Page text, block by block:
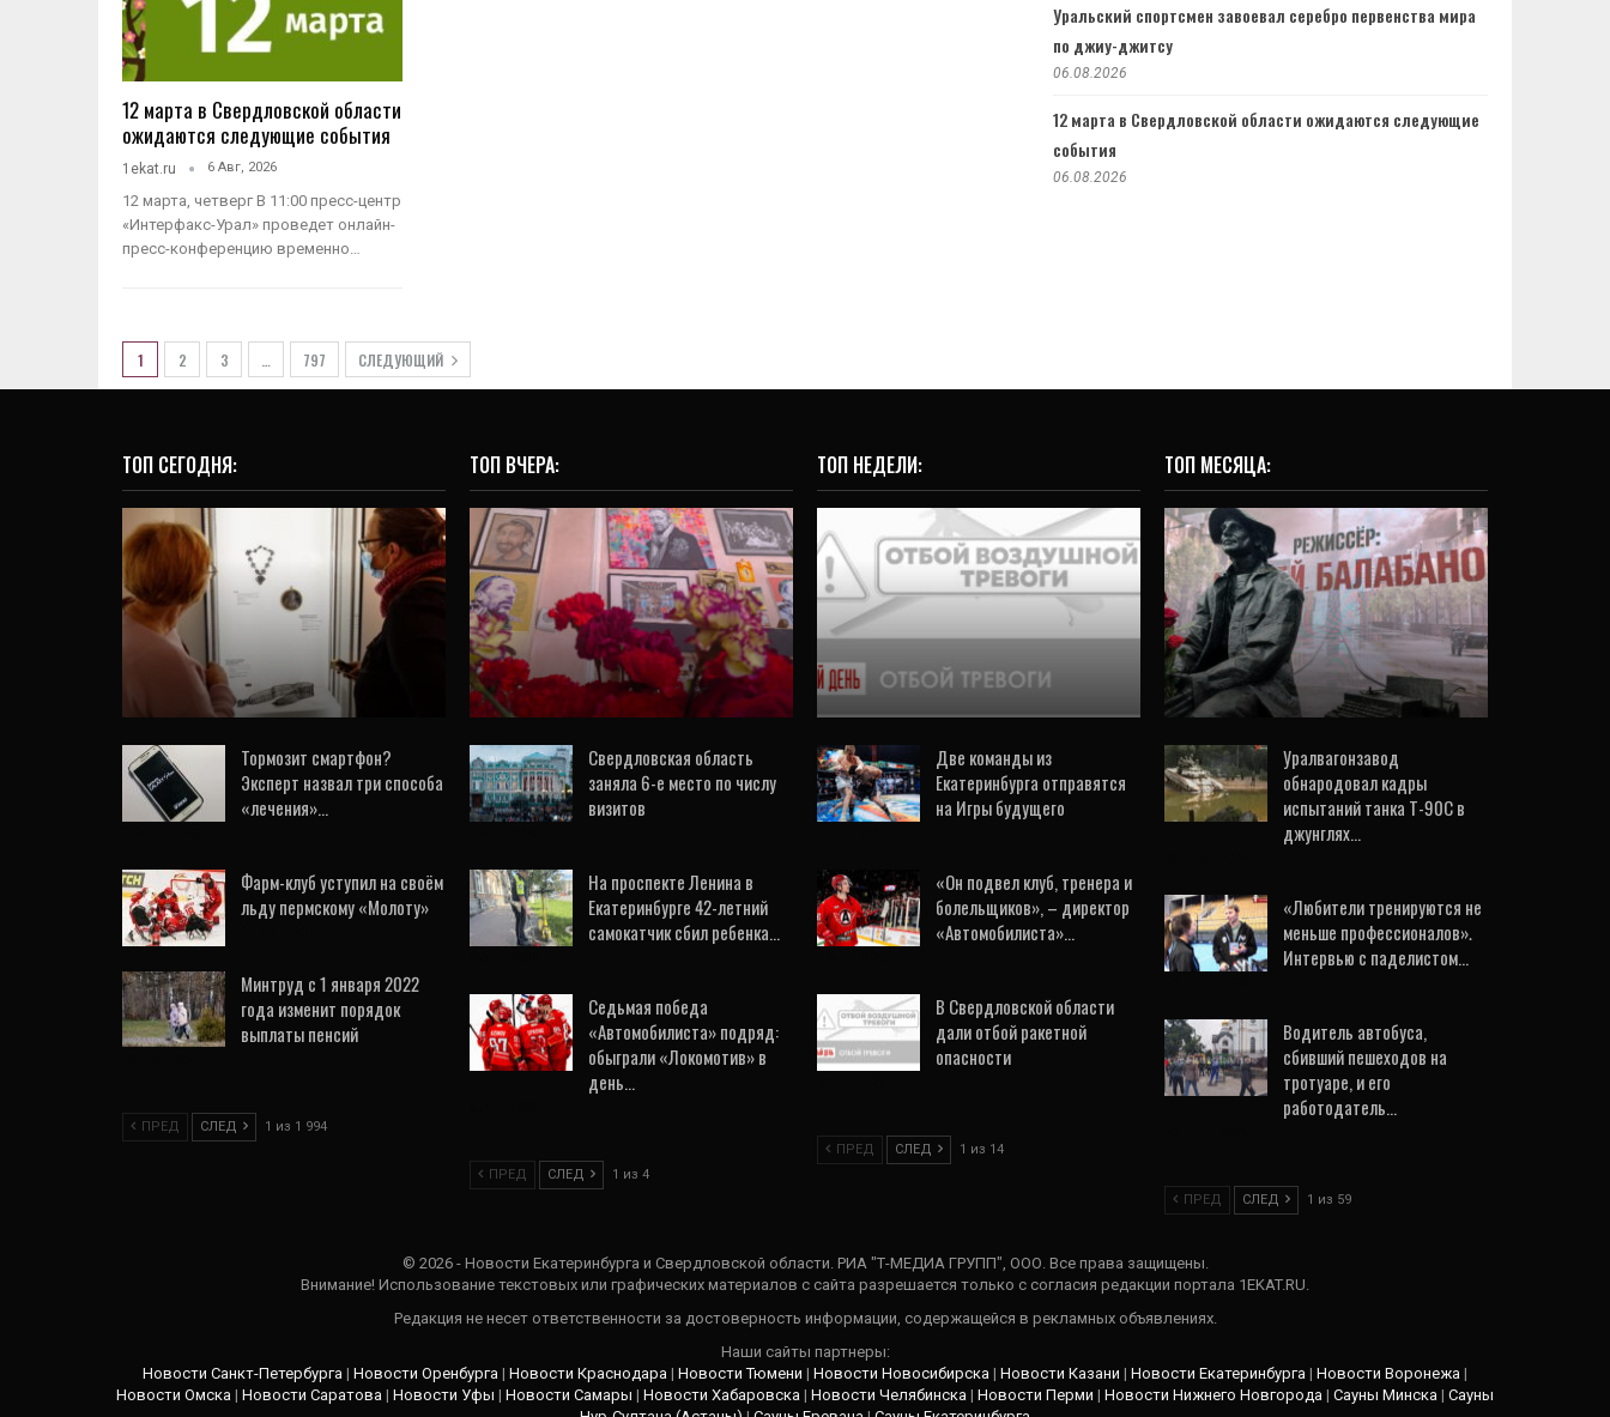
12 марта в Свердловской области
ожидаются следующие события
1ekat.ru 6 Авг, 2026
12 марта, четверг В 11:00 пресс-центр
«Интерфакс-Урал» проведет онлайн-
пресс-конференцию временно…
1 2 3 … 797 СЛЕДУЮЩИЙ
Уральский спортсмен завоевал серебро первенства мира
по джиу-джитсу
06.08.2026
12 марта в Свердловской области ожидаются следующие
события
06.08.2026
ТОП СЕГОДНЯ:
Как провести выходные?
Анонс мероприятий в
столице Урала
23 Окт, 2020
Тормозит смартфон?
Эксперт назвал три способа
«лечения»…
Фарм-клуб уступил на своём
льду пермскому «Молоту»
Минтруд с 1 января 2022
года изменит порядок
выплаты пенсий
ПРЕД СЛЕД 1 из 1 994
ТОП ВЧЕРА:
ВИДЕО
В Екатеринбурге пройдет
вечер памяти Николая
Коляды (ВИДЕО)
7 Авг, 2026
Свердловская область
заняла 6-е место по числу
визитов
На проспекте Ленина в
Екатеринбурге 42-летний
самокатчик сбил ребенка…
Седьмая победа
«Автомобилиста» подряд:
обыграли «Локомотив» в
день…
ПРЕД СЛЕД 1 из 4
ТОП НЕДЕЛИ:
ОБЩЕСТВО
Режим угрозы БПЛА снят
в Свердловской области
5 Авг, 2026
Две команды из
Екатеринбурга отправятся
на Игры будущего
«Он подвел клуб, тренера и
болельщиков», – директор
«Автомобилиста»…
В Свердловской области
дали отбой ракетной
опасности
ПРЕД СЛЕД 1 из 14
ТОП МЕСЯЦА:
«Леша больше, чем
художник. Он почти
пророк». В Екатеринбурге
торжественно открыли…
21 Июл, 2026
Уралвагонзавод
обнародовал кадры
испытаний танка Т-90С в
джунглях…
«Любители тренируются не
меньше профессионалов».
Интервью с паделистом…
Водитель автобуса,
сбивший пешеходов на
тротуаре, и его
работодатель…
ПРЕД СЛЕД 1 из 59
© 2026 - Новости Екатеринбурга и Свердловской области. РИА "Т-МЕДИА ГРУПП", ООО. Все права защищены.
Внимание! Использование текстовых или графических материалов с сайта разрешается только c согласия редакции портала 1EKAT.RU.
Редакция не несет ответственности за достоверность информации, содержащейся в рекламных объявлениях.
Наши сайты партнеры:
Новости Санкт-Петербурга | Новости Оренбурга | Новости Краснодара | Новости Тюмени | Новости Новосибирска | Новости Казани | Новости Екатеринбурга | Новости Воронежа |
Новости Омска | Новости Саратова | Новости Уфы | Новости Самары | Новости Хабаровска | Новости Челябинска | Новости Перми | Новости Нижнего Новгорода | Сауны Минска | Сауны